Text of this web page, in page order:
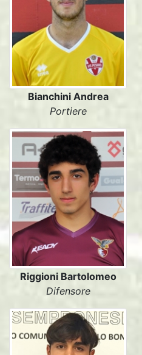
Bianchini Andrea
Portiere
Riggioni Bartolomeo
Difensore